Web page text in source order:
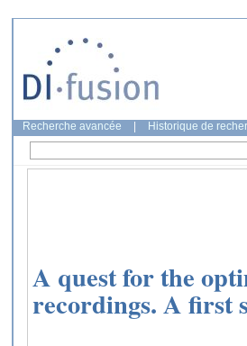
Recherche avancée Historique de
A quest for the
recordings. A first